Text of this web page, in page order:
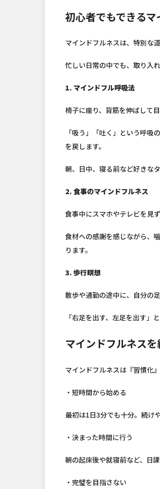
初心者でもできる
マインドフルネスは、特別な
忙しい日常の中でも、取り入
1. マインドフル呼吸法
椅子に座り、背筋を伸ばして目
「吸う」「吐く」という呼
を戻します。
朝、日中、寝る前など好きな
2. 食事のマインドフルネス
食事中にスマホやテレビを見
食材への感謝を感じながら、
ります。
3. 歩行瞑想
散歩や通勤の途中に、自分の
「右足を出す、左足を出す」
マインドフルネス
マインドフルネスは『習慣化
・短時間から始める
最初は1日3分でも十分。続け
・決まった時間に行う
朝の起床後や就寝前など、日課
・完璧を目指さない